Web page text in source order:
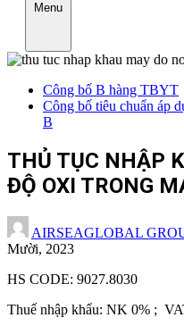
Menu
Công bố B hàng TBYT
Công bố tiêu chuẩn áp
B
THỦ TỤC NHẬP
ĐỘ OXI TRONG
AIRSEAGLOBAL
Mười, 2023
HS CODE: 9027.8030
Thuế nhập khẩu: NK 0% ;